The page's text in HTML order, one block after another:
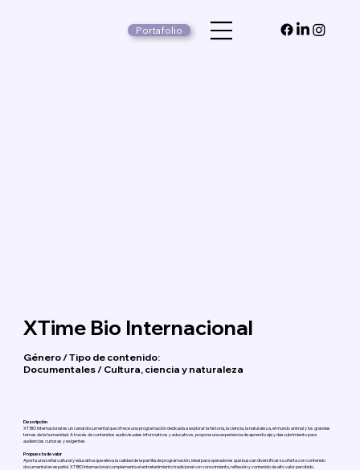
Portafolio
XTime Bio Internacional
Género / Tipo de contenido:
Documentales / Cultura, ciencia y naturaleza
Descripción
XT BIO Internacional es un canal documental que ofrece una programación dedicada a explorar la historia, la ciencia, la naturaleza, el mundo animal y los grandes
temas de la humanidad. A través de contenidos audiovisuales informativos y educativos, propone una experiencia de aprendizaje y descubrimiento para
audiencias curiosas y exigentes.
Propuesta de valor
Aporta una señal cultural y educativa que eleva la calidad de la parrilla de programación, ideal para operadores que buscan diversificar su oferta con contenido
documental en español. XT BIO Internacional complementa el entretenimiento tradicional con conocimiento, reflexión y contenido de alto valor percibido.